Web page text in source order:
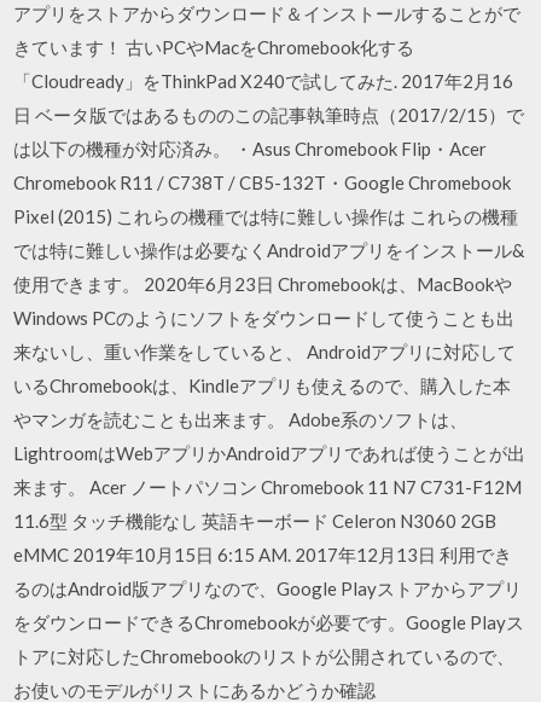
アプリをストアからダウンロード＆インストールすることがで
きています！ 古いPCやMacをChromebook化する
「Cloudready」をThinkPad X240で試してみた. 2017年2月16
日 ベータ版ではあるもののこの記事執筆時点（2017/2/15）で
は以下の機種が対応済み。 ・Asus Chromebook Flip・Acer
Chromebook R11 / C738T / CB5-132T・Google Chromebook
Pixel (2015) これらの機種では特に難しい操作は これらの機種
では特に難しい操作は必要なくAndroidアプリをインストール&
使用できます。 2020年6月23日 Chromebookは、MacBookや
Windows PCのようにソフトをダウンロードして使うことも出
来ないし、重い作業をしていると、 Androidアプリに対応して
いるChromebookは、Kindleアプリも使えるので、購入した本
やマンガを読むことも出来ます。 Adobe系のソフトは、
LightroomはWebアプリかAndroidアプリであれば使うことが出
来ます。 Acer ノートパソコン Chromebook 11 N7 C731-F12M
11.6型 タッチ機能なし 英語キーボード Celeron N3060 2GB
eMMC 2019年10月15日 6:15 AM. 2017年12月13日 利用でき
るのはAndroid版アプリなので、Google Playストアからアプリ
をダウンロードできるChromebookが必要です。Google Playス
トアに対応したChromebookのリストが公開されているので、
お使いのモデルがリストにあるかどうか確認